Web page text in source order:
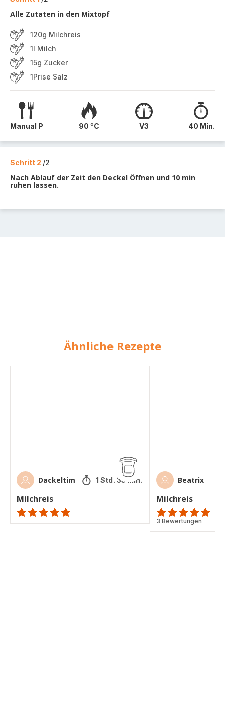
Alle Zutaten in den Mixtopf
120g Milchreis
1l Milch
15g Zucker
1Prise Salz
Manual P 90 °C V3 40 Min.
Schritt 2 /2
Nach Ablauf der Zeit den Deckel Öffnen und 10 min
ruhen lassen.
Ähnliche Rezepte
Dackeltim 1 Std. 35 Min.
Milchreis
ratings.NaN
Beatrix
Milchreis
Bewertung
mit
3 Bewertungen